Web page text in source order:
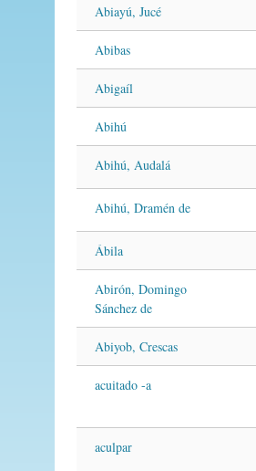
Abiayú, Jucé
Abibas
Abigaíl
Abihú
Abihú, Audalá
Abihú, Dramén de
Ábila
Abirón, Domingo
Sánchez de
Abiyob, Crescas
acuitado -a
aculpar